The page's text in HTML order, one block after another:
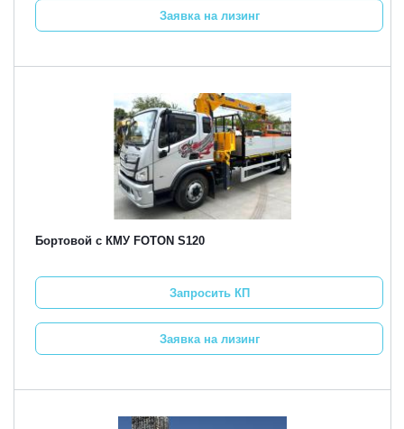
Заявка на лизинг
Бортовой с КМУ FOTON S120
Запросить КП
Заявка на лизинг